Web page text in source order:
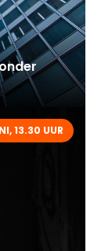
13.30 UUR